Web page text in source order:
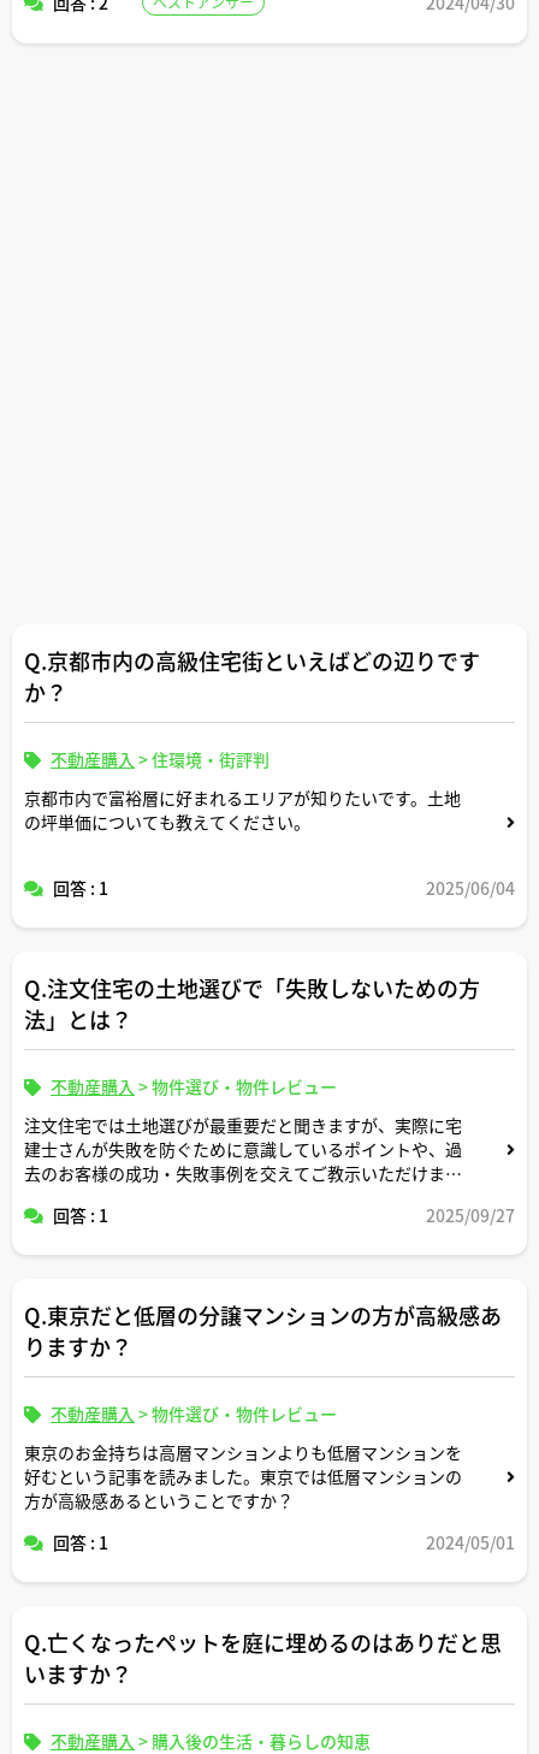
Q.京都市内の高級住宅街といえばどの辺りです
か？
不動産購入 >住環境・街評判
京都市内で富裕層に好まれるエリアが知りたいです。土地
の坪単価についても教えてください。
回答 : 1 2025/06/04
Q.注文住宅の土地選びで「失敗しないための方
法」とは？
不動産購入 >物件選び・物件レビュー
注文住宅では土地選びが最重要だと聞きますが、実際に宅
建士さんが失敗を防ぐために意識しているポイントや、過
去のお客様の成功・失敗事例を交えてご教示いただけます
回答 : 1 2025/09/27
Q.東京だと低層の分譲マンションの方が高級感あ
りますか？
不動産購入 >物件選び・物件レビュー
東京のお金持ちは高層マンションよりも低層マンションを
好むという記事を読みました。東京では低層マンションの
方が高級感あるということですか？
回答 : 1
2024/05/01
Q.亡くなったペットを庭に埋めるのはありだと思
いますか？
不動産購入 > 購入後の生活・暮らしの知恵